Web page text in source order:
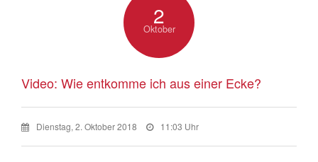
2
Oktober
Video: Wie entkomme ich aus einer Ecke?
Dienstag, 2. Oktober 2018 11:03 Uhr